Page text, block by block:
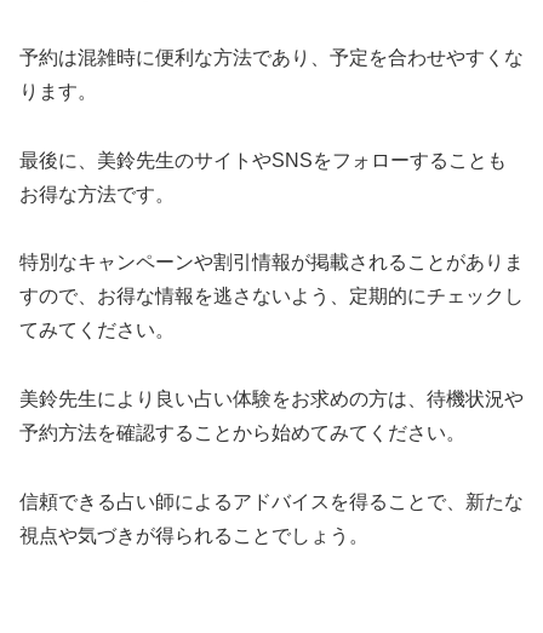
予約は混雑時に便利な方法であり、予定を合わせやすくな
ります。
最後に、美鈴先生のサイトやSNSをフォローすることも
お得な方法です。
特別なキャンペーンや割引情報が掲載されることがありま
すので、お得な情報を逃さないよう、定期的にチェックし
てみてください。
美鈴先生により良い占い体験をお求めの方は、待機状況や
予約方法を確認することから始めてみてください。
信頼できる占い師によるアドバイスを得ることで、新たな
視点や気づきが得られることでしょう。